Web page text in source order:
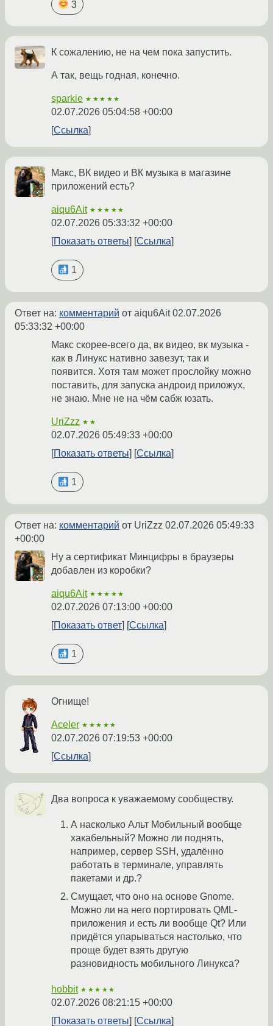
3
К сожалению, не на чем пока запустить.
А так, вещь годная, конечно.
sparkie ★★★★★
02.07.2026 05:04:58 +00:00
Ссылка
Макс, ВК видео и ВК музыка в магазине
приложений есть?
aiqu6Ait ★★★★★
02.07.2026 05:33:32 +00:00
Показать ответы
Ссылка
1
Ответ на: комментарий от aiqu6Ait02.07.2026
05:33:32 +00:00
Макс скорее-всего да, вк видео, вк музыка -
как в Линукс нативно завезут, так и
появится. Хотя там может прослойку можно
поставить, для запуска андроид приложух,
не знаю. Мне не на чём сабж юзать.
UriZzz ★★
02.07.2026 05:49:33 +00:00
Показать ответы
Ссылка
1
Ответ на: комментарий от UriZzz 02.07.2026 05:49:33
+00:00
Ну а сертификат Минцифры в браузеры
добавлен из коробки?
aiqu6Ait ★★★★★
02.07.2026 07:13:00 +00:00
Показать ответ
Ссылка
1
Огнище!
Aceler ★★★★★
02.07.2026 07:19:53 +00:00
Ссылка
Два вопроса к уважаемому сообществу.
А насколько Альт Мобильный вообще
хакабельный? Можно ли поднять,
например, сервер SSH, удалённо
работать в терминале, управлять
пакетами и др.?
Смущает, что оно на основе Gnome.
Можно ли на него портировать QML-
приложения и есть ли вообще Qt? Или
придётся упарываться настолько, что
проще будет взять другую
разновидность мобильного Линукса?
hobbit ★★★★★
02.07.2026 08:21:15 +00:00
Показать ответы
Ссылка